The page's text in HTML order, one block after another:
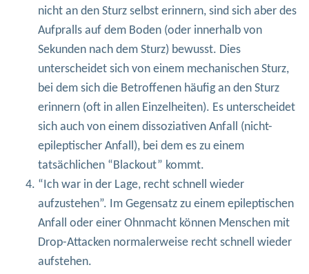
nicht an den Sturz selbst erinnern, sind sich aber des
Aufpralls auf dem Boden (oder innerhalb von
Sekunden nach dem Sturz) bewusst. Dies
unterscheidet sich von einem mechanischen Sturz,
bei dem sich die Betroffenen häufig an den Sturz
erinnern (oft in allen Einzelheiten). Es unterscheidet
sich auch von einem dissoziativen Anfall (nicht-
epileptischer Anfall), bei dem es zu einem
tatsächlichen “Blackout” kommt.
“Ich war in der Lage, recht schnell wieder
aufzustehen”. Im Gegensatz zu einem epileptischen
Anfall oder einer Ohnmacht können Menschen mit
Drop-Attacken normalerweise recht schnell wieder
aufstehen.